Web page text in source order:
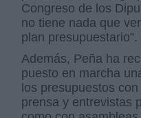
Congreso de los
no tiene nada que
plan presupuestario”.
Además, Peña ha
puesto en marcha
los presupuestos
prensa y entrevistas